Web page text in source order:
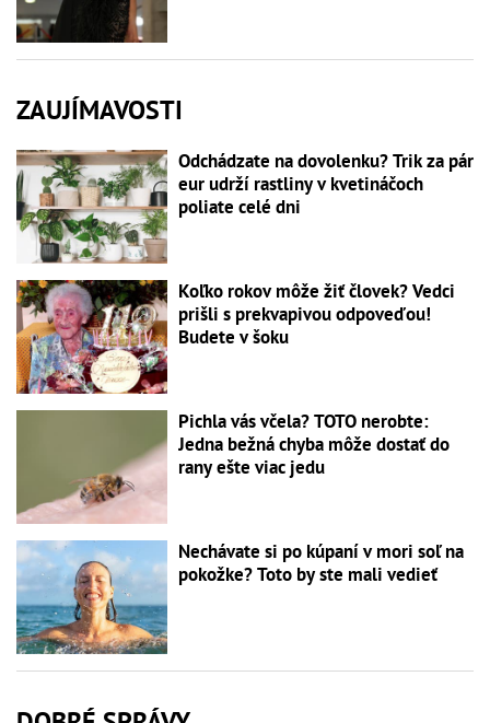
ZAUJÍMAVOSTI
Odchádzate na dovolenku? Trik za pár
eur udrží rastliny v kvetináčoch
poliate celé dni
Koľko rokov môže žiť človek? Vedci
prišli s prekvapivou odpoveďou!
Budete v šoku
Pichla vás včela? TOTO nerobte:
Jedna bežná chyba môže dostať do
rany ešte viac jedu
Nechávate si po kúpaní v mori soľ na
pokožke? Toto by ste mali vedieť